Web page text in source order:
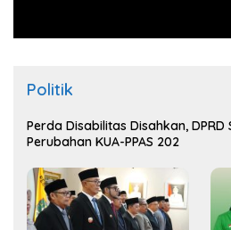
Politik
Perda Disabilitas Disahkan,
Perubahan KUA-PPAS 202